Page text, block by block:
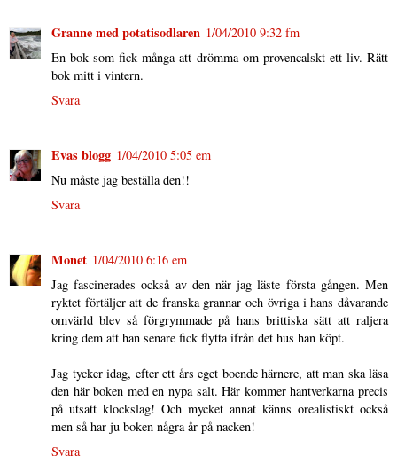
Granne med potatisodlaren 1/04/2010 9:32 fm
En bok som fick många att drömma om provencalskt ett liv. Rätt
bok mitt i vintern.
Svara
Evas blogg 1/04/2010 5:05 em
Nu måste jag beställa den!!
Svara
Monet 1/04/2010 6:16 em
Jag fascinerades också av den när jag läste första gången. Men
ryktet förtäljer att de franska grannar och övriga i hans dåvarande
omvärld blev så förgrymmade på hans brittiska sätt att raljera
kring dem att han senare fick flytta ifrån det hus han köpt.
Jag tycker idag, efter ett års eget boende härnere, att man ska läsa
den här boken med en nypa salt. Här kommer hantverkarna precis
på utsatt klockslag! Och mycket annat känns orealistiskt också
men så har ju boken några år på nacken!
Svara